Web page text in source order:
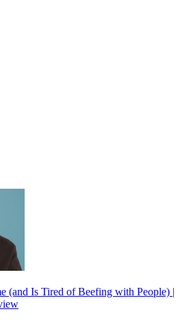
(and Is Tired of Beefing with People) |